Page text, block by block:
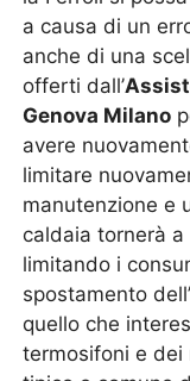
a causa di un
anche di una
offerti dall’
Genova Milano
avere
limitare
manutenzione e
caldaia tornerà
limitando i
spostamento
quello che
termosifoni e dei